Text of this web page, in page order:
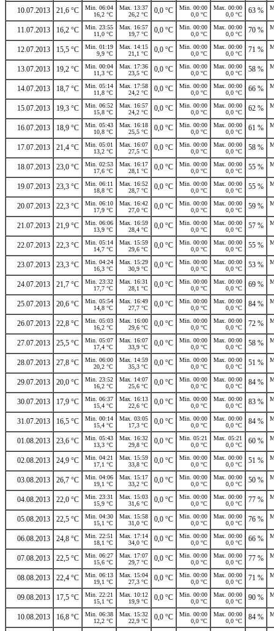
10.07.2013 21,6 °C
Min. 06:04
16,2 °C
Max. 13:37
26,2 °C
0,0 °C
Min. 00:00
0,0 °C
Max. 00:00
0,0 °C
63 %
11.07.2013 16,2 °C
Min. 23:55
11,0 °C
Max. 16:57
19,7 °C
0,0 °C
Min. 00:00
0,0 °C
Max. 00:00
0,0 °C
70 %
12.07.2013 15,5 °C
Min. 01:19
9,9 °C
Max. 14:15
21,1 °C
0,0 °C
Min. 00:00
0,0 °C
Max. 00:00
0,0 °C
71 %
13.07.2013 19,2 °C
Min. 00:04
11,3 °C
Max. 17:36
23,5 °C
0,0 °C
Min. 00:00
0,0 °C
Max. 00:00
0,0 °C
58 %
14.07.2013 18,7 °C
Min. 05:14
11,8 °C
Max. 17:58
24,2 °C
0,0 °C
Min. 00:00
0,0 °C
Max. 00:00
0,0 °C
66 %
15.07.2013 19,3 °C
Min. 06:52
15,8 °C
Max. 16:57
24,2 °C
0,0 °C
Min. 00:00
0,0 °C
Max. 00:00
0,0 °C
62 %
16.07.2013 18,9 °C
Min. 05:43
10,8 °C
Max. 16:18
25,5 °C
0,0 °C
Min. 00:00
0,0 °C
Max. 00:00
0,0 °C
61 %
17.07.2013 21,4 °C
Min. 05:01
13,2 °C
Max. 16:07
27,5 °C
0,0 °C
Min. 00:00
0,0 °C
Max. 00:00
0,0 °C
58 %
18.07.2013 23,0 °C
Min. 02:53
17,6 °C
Max. 16:17
28,1 °C
0,0 °C
Min. 00:00
0,0 °C
Max. 00:00
0,0 °C
55 %
19.07.2013 23,3 °C
Min. 06:11
18,8 °C
Max. 16:52
28,7 °C
0,0 °C
Min. 00:00
0,0 °C
Max. 00:00
0,0 °C
55 %
20.07.2013 22,3 °C
Min. 06:10
17,9 °C
Max. 16:42
27,0 °C
0,0 °C
Min. 00:00
0,0 °C
Max. 00:00
0,0 °C
59 %
21.07.2013 21,9 °C
Min. 06:06
13,9 °C
Max. 16:59
28,4 °C
0,0 °C
Min. 00:00
0,0 °C
Max. 00:00
0,0 °C
57 %
22.07.2013 22,3 °C
Min. 05:14
14,7 °C
Max. 15:59
29,6 °C
0,0 °C
Min. 00:00
0,0 °C
Max. 00:00
0,0 °C
55 %
23.07.2013 23,3 °C
Min. 04:24
16,3 °C
Max. 15:29
30,9 °C
0,0 °C
Min. 00:00
0,0 °C
Max. 00:00
0,0 °C
53 %
24.07.2013 21,7 °C
Min. 23:32
17,7 °C
Max. 16:31
28,1 °C
0,0 °C
Min. 00:00
0,0 °C
Max. 00:00
0,0 °C
69 %
25.07.2013 20,6 °C
Min. 05:54
14,8 °C
Max. 16:49
27,7 °C
0,0 °C
Min. 00:00
0,0 °C
Max. 00:00
0,0 °C
84 %
26.07.2013 22,8 °C
Min. 05:03
16,2 °C
Max. 16:00
29,6 °C
0,0 °C
Min. 00:00
0,0 °C
Max. 00:00
0,0 °C
72 %
27.07.2013 25,5 °C
Min. 05:07
17,4 °C
Max. 16:07
33,9 °C
0,0 °C
Min. 00:00
0,0 °C
Max. 00:00
0,0 °C
58 %
28.07.2013 27,8 °C
Min. 06:00
20,2 °C
Max. 14:59
35,3 °C
0,0 °C
Min. 00:00
0,0 °C
Max. 00:00
0,0 °C
51 %
29.07.2013 20,0 °C
Min. 23:52
16,2 °C
Max. 14:07
25,6 °C
0,0 °C
Min. 00:00
0,0 °C
Max. 00:00
0,0 °C
84 %
30.07.2013 17,9 °C
Min. 06:37
15,4 °C
Max. 16:13
22,6 °C
0,0 °C
Min. 00:00
0,0 °C
Max. 00:00
0,0 °C
83 %
31.07.2013 16,5 °C
Min. 00:14
15,4 °C
Max. 03:05
17,3 °C
0,0 °C
Min. 00:00
0,0 °C
Max. 00:00
0,0 °C
84 %
01.08.2013 23,6 °C
Min. 05:43
13,3 °C
Max. 16:32
29,8 °C
0,0 °C
Min. 05:21
0,0 °C
Max. 05:21
0,0 °C
60 %
02.08.2013 24,9 °C
Min. 04:21
17,1 °C
Max. 15:59
33,8 °C
0,0 °C
Min. 00:00
0,0 °C
Max. 00:00
0,0 °C
51 %
03.08.2013 26,7 °C
Min. 04:06
19,1 °C
Max. 15:17
33,2 °C
0,0 °C
Min. 00:00
0,0 °C
Max. 00:00
0,0 °C
50 %
04.08.2013 22,0 °C
Min. 23:31
15,9 °C
Max. 15:03
31,6 °C
0,0 °C
Min. 00:00
0,0 °C
Max. 00:00
0,0 °C
77 %
05.08.2013 22,5 °C
Min. 04:30
15,1 °C
Max. 15:58
31,0 °C
0,0 °C
Min. 00:00
0,0 °C
Max. 00:00
0,0 °C
76 %
06.08.2013 24,8 °C
Min. 22:51
18,1 °C
Max. 17:14
34,0 °C
0,0 °C
Min. 00:00
0,0 °C
Max. 00:00
0,0 °C
66 %
07.08.2013 22,5 °C
Min. 06:27
15,6 °C
Max. 17:07
29,7 °C
0,0 °C
Min. 00:00
0,0 °C
Max. 00:00
0,0 °C
77 %
08.08.2013 22,4 °C
Min. 06:13
19,1 °C
Max. 15:04
27,3 °C
0,0 °C
Min. 00:00
0,0 °C
Max. 00:00
0,0 °C
71 %
09.08.2013 17,5 °C
Min. 22:21
15,1 °C
Max. 10:12
19,9 °C
0,0 °C
Min. 00:00
0,0 °C
Max. 00:00
0,0 °C
90 %
10.08.2013 16,8 °C
Min. 06:38
12,2 °C
Max. 15:32
22,9 °C
0,0 °C
Min. 00:00
0,0 °C
Max. 00:00
0,0 °C
84 %